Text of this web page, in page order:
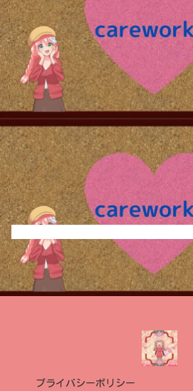
プライバシーポリシー